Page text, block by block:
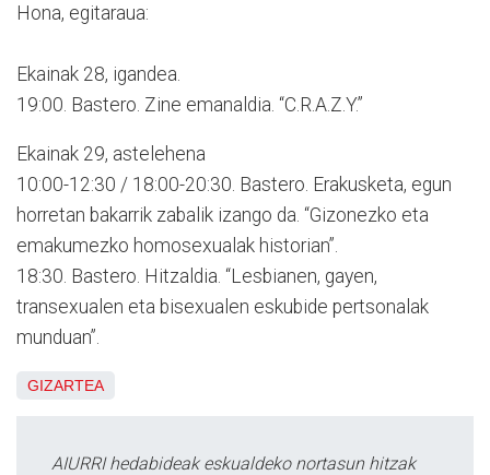
Hona, egitaraua:
Ekainak 28, igandea.
19:00. Bastero. Zine emanaldia. “C.R.A.Z.Y.”
Ekainak 29, astelehena
10:00-12:30 / 18:00-20:30. Bastero. Erakusketa, egun
horretan bakarrik zabalik izango da. “Gizonezko eta
emakumezko homosexualak historian”.
18:30. Bastero. Hitzaldia. “Lesbianen, gayen,
transexualen eta bisexualen eskubide pertsonalak
munduan”.
GIZARTEA
AIURRI hedabideak eskualdeko nortasun hitzak